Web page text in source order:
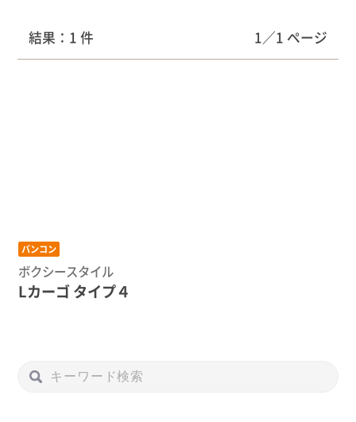
結果：1 件 1／1 ページ
バンコン
ボクシースタイル
Lカーゴ タイプ４